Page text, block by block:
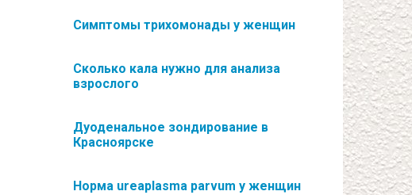
Симптомы трихомонады у женщин
Сколько кала нужно для анализа
взрослого
Дуоденальное зондирование в
Красноярске
Норма ureaplasma parvum у женщин